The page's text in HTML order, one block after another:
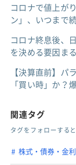
コロナで値上が
ン」、いつまで
コロナ終息後、
を決める要因ま
【決算直前】パ
「買い時」か？
関連タグ
タグをフォローする
株式・債券・金